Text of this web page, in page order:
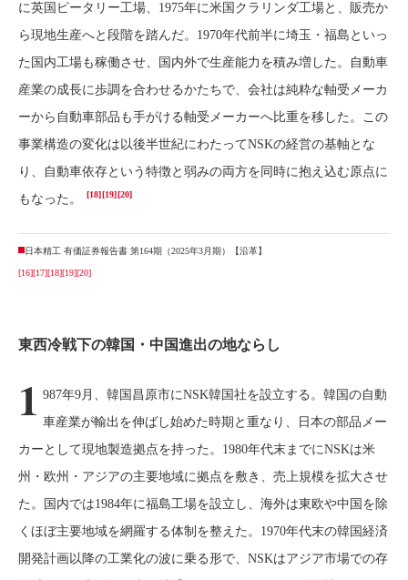
に英国ピータリー工場、1975年に米国クラリンダ工場と、販売か
ら現地生産へと段階を踏んだ。1970年代前半に埼玉・福島といっ
た国内工場も稼働させ、国内外で生産能力を積み増した。自動車
産業の成長に歩調を合わせるかたちで、会社は純粋な軸受メーカ
ーから自動車部品も手がける軸受メーカーへ比重を移した。この
事業構造の変化は以後半世紀にわたってNSKの経営の基軸とな
り、自動車依存という特徴と弱みの両方を同時に抱え込む原点に
もなった。
[18] [19] [20]
日本精工 有価証券報告書 第164期（2025年3月期）【沿革】
[16][17][18][19][20]
東西冷戦下の韓国・中国進出の地ならし
1 987年9月、韓国昌原市にNSK韓国社を設立する。韓国の自動
車産業が輸出を伸ばし始めた時期と重なり、日本の部品メー
カーとして現地製造拠点を持った。1980年代末までにNSKは米
州・欧州・アジアの主要地域に拠点を敷き、売上規模を拡大させ
た。国内では1984年に福島工場を設立し、海外は東欧や中国を除
くほぼ主要地域を網羅する体制を整えた。1970年代末の韓国経済
開発計画以降の工業化の波に乗る形で、NSKはアジア市場での存